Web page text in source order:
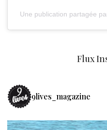
Une publication partagée
Flux
9lives_magazine